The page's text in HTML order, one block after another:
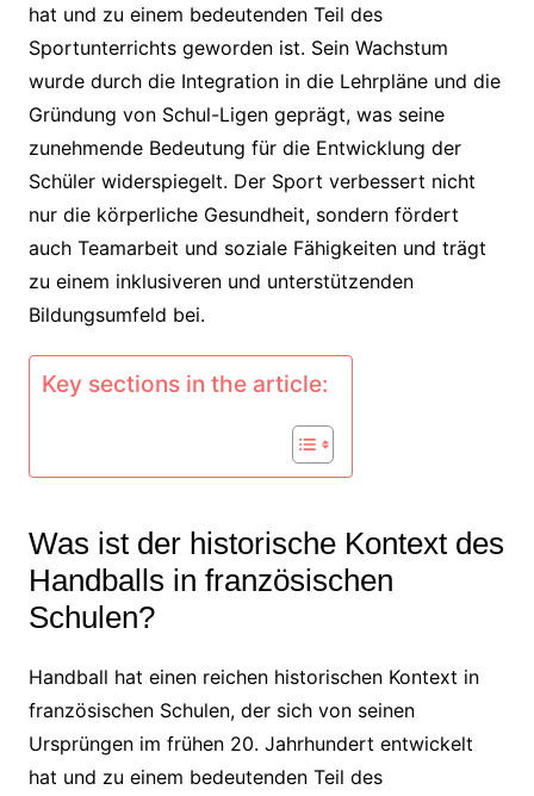
hat und zu einem bedeutenden Teil des
Sportunterrichts geworden ist. Sein Wachstum
wurde durch die Integration in die Lehrpläne und die
Gründung von Schul-Ligen geprägt, was seine
zunehmende Bedeutung für die Entwicklung der
Schüler widerspiegelt. Der Sport verbessert nicht
nur die körperliche Gesundheit, sondern fördert
auch Teamarbeit und soziale Fähigkeiten und trägt
zu einem inklusiveren und unterstützenden
Bildungsumfeld bei.
Key sections in the article:
Was ist der historische Kontext des
Handballs in französischen
Schulen?
Handball hat einen reichen historischen Kontext in
französischen Schulen, der sich von seinen
Ursprüngen im frühen 20. Jahrhundert entwickelt
hat und zu einem bedeutenden Teil des